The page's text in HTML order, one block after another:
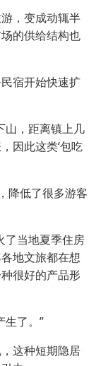
，变成动辄半
的供给结构也
宿开始快速扩
，距离镇上几
因此这类‘包吃
低了很多游客
当地夏季住房
地文旅都在想
很好的产品形
了。”
这种短期隐居